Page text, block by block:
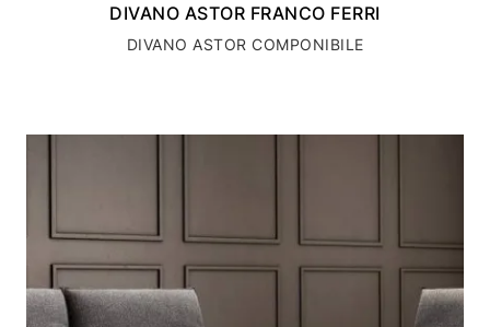
DIVANO ASTOR FRANCO FERRI
DIVANO ASTOR COMPONIBILE